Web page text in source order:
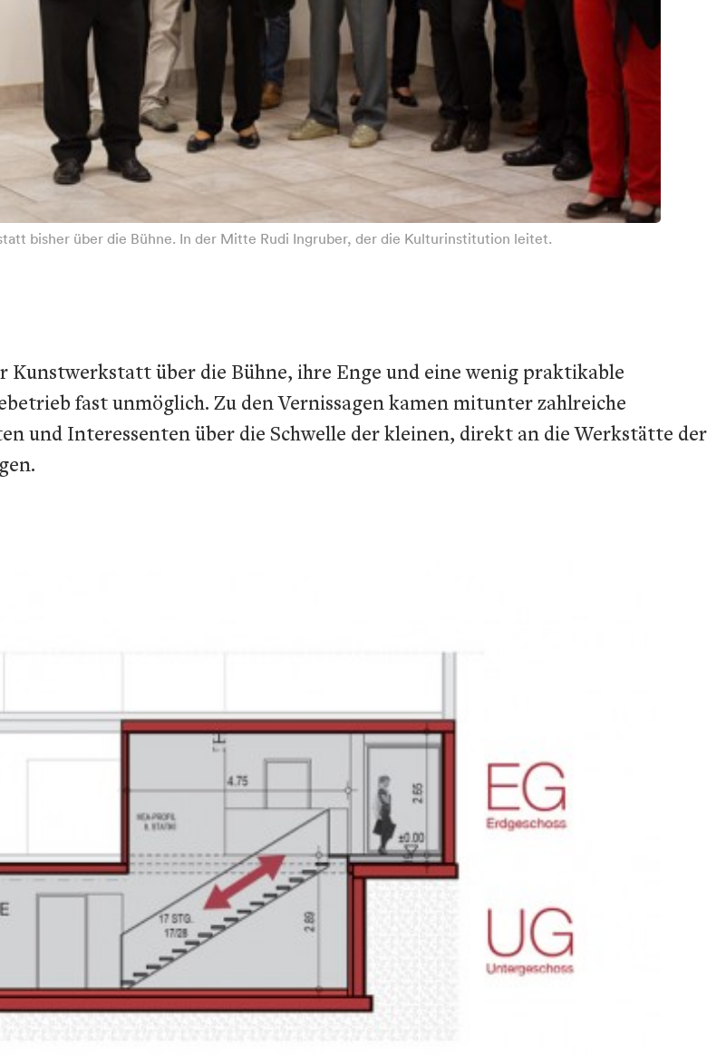
bisher über die Bühne. In der Mitte Rudi Ingruber, der die Kulturinstitution leitet.
Kunstwerkstatt über die Bühne, ihre Enge und eine wenig praktikable
fast unmöglich. Zu den Vernissagen kamen mitunter zahlreiche
und Interessenten über die Schwelle der kleinen, direkt an die Werkstätte der